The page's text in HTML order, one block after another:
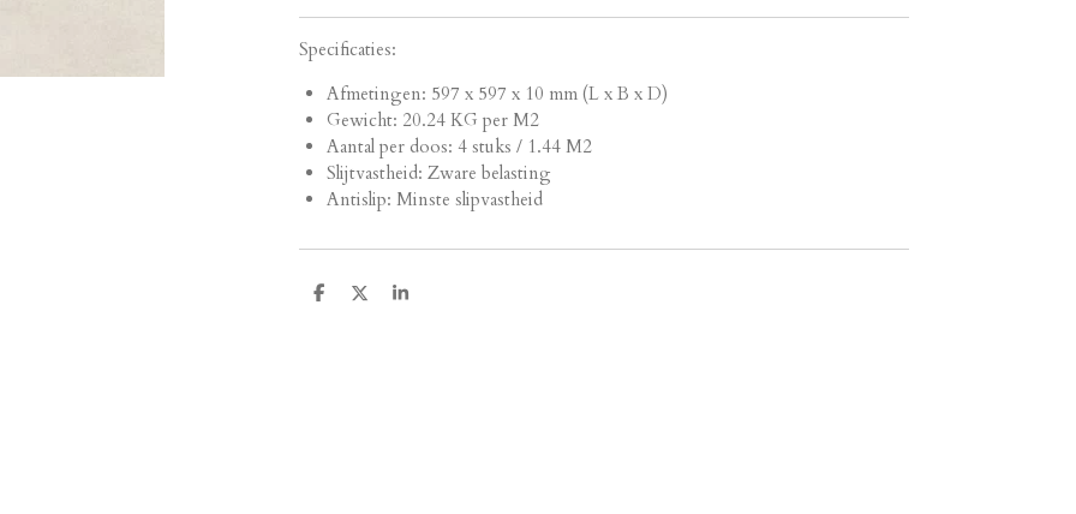
Specificaties:
Afmetingen: 597 x 597 x 10 mm (L x B x D)
Gewicht: 20.24 KG per M2
Aantal per doos: 4 stuks / 1.44 M2
Slijtvastheid: Zware belasting
Antislip: Minste slipvastheid
D
D
S